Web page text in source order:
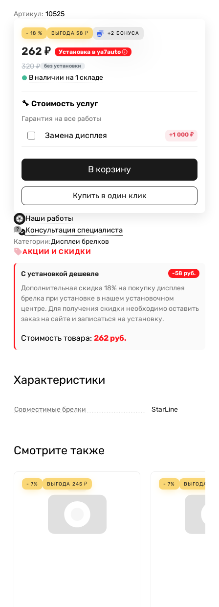
Артикул: 10525
- 18 % ВЫГОДА 58 ₽ +2 БОНУСА
262 ₽ Установка в ya7auto
320 ₽ без установки
В наличии на 1 складе
🔧 Стоимость услуг
Гарантия на все работы
Замена дисплея +1 000₽
В корзину
Купить в один клик
Наши работы
Консультация специалиста
Категории:Дисплеи брелков
АКЦИИ И СКИДКИ
С установкой дешевле -58 руб.
Дополнительная скидка 18% на покупку дисплея
брелка при установке в нашем установочном
центре. Для получения скидки необходимо оставить
заказ на сайте и записаться на установку.
Стоимость товара: 262 руб.
Характеристики
Совместимые брелки StarLine
Смотрите также
- 7% ВЫГОДА 245 ₽ - 7% ВЫГОДА